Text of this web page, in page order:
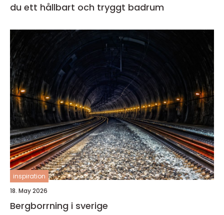
du ett hållbart och tryggt badrum
inspiration
18. May 2026
Bergborrning i sverige